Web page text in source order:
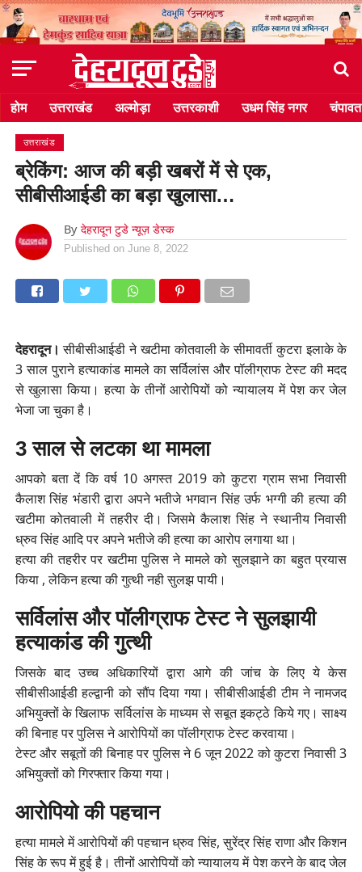
होम उत्तराखंड अल्मोड़ा उत्तरकाशी उधम सिंह नगर चंपावत
उत्तराखंड
ब्रेकिंग: आज की बड़ी खबरों में से एक,
सीबीसीआईडी का बड़ा खुलासा…
By देहरादून टुडे न्यूज़ डेस्क
Published on June 8, 2022
देहरादून। सीबीसीआईडी ने खटीमा कोतवाली के सीमावर्ती कुटरा इलाके के
3 साल पुराने हत्याकांड मामले का सर्विलांस और पॉलीग्राफ टेस्ट की मदद
से खुलासा किया। हत्या के तीनों आरोपियों को न्यायालय में पेश कर जेल
भेजा जा चुका है।
3 साल से लटका था मामला
आपको बता दें कि वर्ष 10 अगस्त 2019 को कुटरा ग्राम सभा निवासी
कैलाश सिंह भंडारी द्वारा अपने भतीजे भगवान सिंह उर्फ भग्गी की हत्या की
खटीमा कोतवाली में तहरीर दी। जिसमे कैलाश सिंह ने स्थानीय निवासी
ध्रुव सिंह आदि पर अपने भतीजे की हत्या का आरोप लगाया था।
हत्या की तहरीर पर खटीमा पुलिस ने मामले को सुलझाने का बहुत प्रयास
किया , लेकिन हत्या की गुत्थी नही सुलझ पायी।
सर्विलांस और पॉलीग्राफ टेस्ट ने सुलझायी
हत्याकांड की गुत्थी
जिसके बाद उच्च अधिकारियों द्वारा आगे की जांच के लिए ये केस
सीबीसीआईडी हल्द्वानी को सौंप दिया गया। सीबीसीआईडी टीम ने नामजद
अभियुक्तों के खिलाफ सर्विलांस के माध्यम से सबूत इकट्ठे किये गए। साक्ष्य
की बिनाह पर पुलिस ने आरोपियों का पॉलीग्राफ टेस्ट करवाया।
टेस्ट और सबूतों की बिनाह पर पुलिस ने 6 जून 2022 को कुटरा निवासी 3
अभियुक्तों को गिरफ्तार किया गया।
आरोपियो की पहचान
हत्या मामले में आरोपियों की पहचान ध्रुव सिंह, सुरेंद्र सिंह राणा और किशन
सिंह के रूप में हुई है। तीनों आरोपियों को न्यायालय में पेश करने के बाद जेल